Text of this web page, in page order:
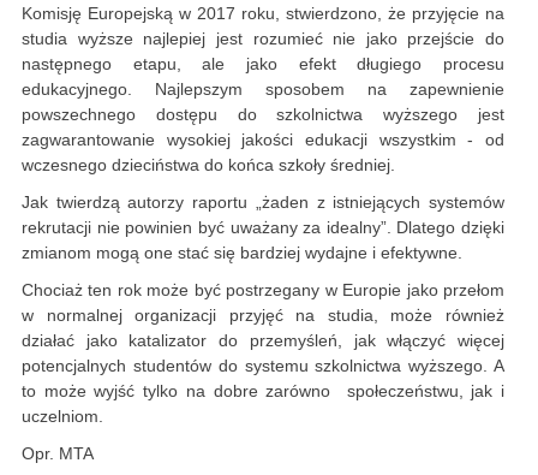
Komisję Europejską w 2017 roku, stwierdzono, że przyjęcie na
studia wyższe najlepiej jest rozumieć nie jako przejście do
następnego etapu, ale jako efekt długiego procesu
edukacyjnego. Najlepszym sposobem na zapewnienie
powszechnego dostępu do szkolnictwa wyższego jest
zagwarantowanie wysokiej jakości edukacji wszystkim - od
wczesnego dzieciństwa do końca szkoły średniej.
Jak twierdzą autorzy raportu „żaden z istniejących systemów
rekrutacji nie powinien być uważany za idealny”. Dlatego dzięki
zmianom mogą one stać się bardziej wydajne i efektywne.
Chociaż ten rok może być postrzegany w Europie jako przełom
w normalnej organizacji przyjęć na studia, może również
działać jako katalizator do przemyśleń, jak włączyć więcej
potencjalnych studentów do systemu szkolnictwa wyższego. A
to może wyjść tylko na dobre zarówno społeczeństwu, jak i
uczelniom.
Opr. MTA